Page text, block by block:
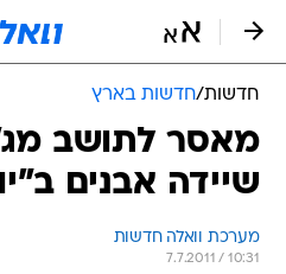
חדשות/חדשות בארץ
מאסר לתושב
שיידה אבנים
מערכת וואלה חדשות
7.7.2011 / 10:31